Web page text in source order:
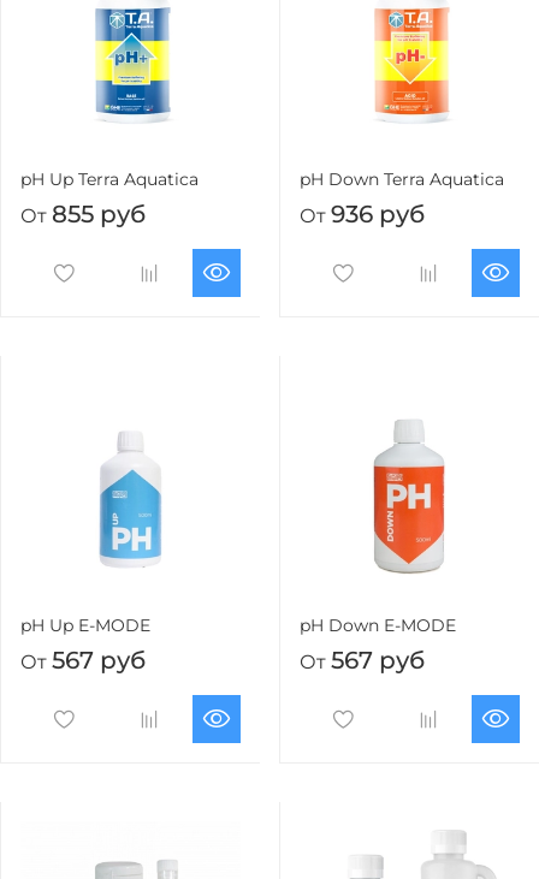
pH Up Terra Aquatica
От 855 руб
pH Down Terra Aquatica
От 936 руб
pH Up E-MODE
От 567 руб
pH Down E-MODE
От 567 руб